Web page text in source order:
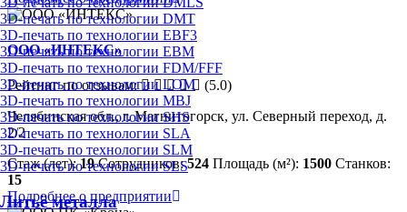
3D-печать по технологии DMT
3D-печать по технологии EBF3
3D-печать по технологии EBM
3D-печать по технологии FDM/FFF
3D-печать по технологии LOM
3D-печать по технологии MBJ
3D-печать по технологии SHS
3D-печать по технологии SLA
3D-печать по технологии SLM
3D-печать по технологии SLS
Литьё металла
ООО «ИНТЕКС»
Рейтинг по отзывам:
(5.0)
Челябинская обл., г. Магнитогорск, ул. Северный переход, д.
2/2
Стаж (лет):19 Сотрудников:524 Площадь (м²): 1500 Станков:
15
Подробнее о предприятии